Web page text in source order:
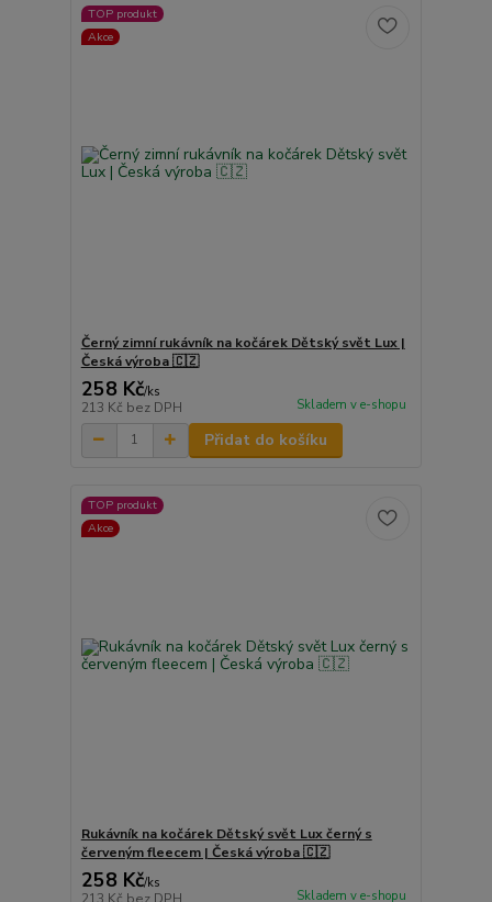
TOP produkt
Akce
Černý zimní rukávník na kočárek Dětský svět Lux |
Česká výroba 🇨🇿
258 Kč/ks
213 Kč bez DPH Skladem v e-shopu
Přidat do košíku
TOP produkt
Akce
Rukávník na kočárek Dětský svět Lux černý s
červeným fleecem | Česká výroba 🇨🇿
258 Kč/ks
Skladem v e-shopu